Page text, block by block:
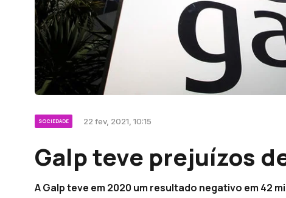
SOCIEDADE 22 fev, 2021, 10:15
Galp teve prejuízos
A Galp teve em 2020 um resultado negativo em 42